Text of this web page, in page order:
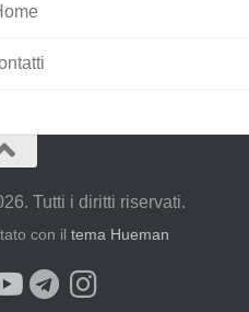
Tutti i diritti riservati.
con iltema Hueman